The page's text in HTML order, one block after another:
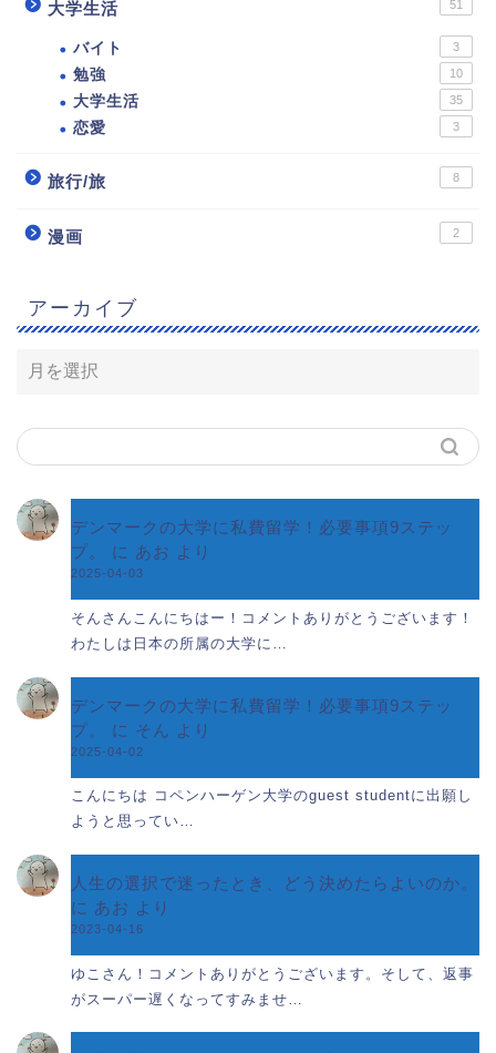
大学生活 51
バイト 3
勉強 10
大学生活 35
恋愛 3
旅行/旅 8
漫画 2
アーカイブ
デンマークの大学に私費留学！必要事項9ステッ
プ。
に あお より
2025-04-03
そんさんこんにちはー！コメントありがとうございます！
わたしは日本の所属の大学に…
デンマークの大学に私費留学！必要事項9ステッ
プ。
に そん より
2025-04-02
こんにちは コペンハーゲン大学のguest studentに出願し
ようと思ってい…
人生の選択で迷ったとき、どう決めたらよいのか。
に あお より
2023-04-16
ゆこさん！コメントありがとうございます。そして、返事
がスーパー遅くなってすみませ…